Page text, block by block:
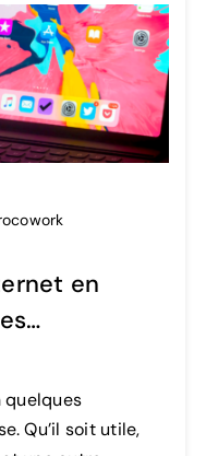
en
quelques
Qu’il soit utile,